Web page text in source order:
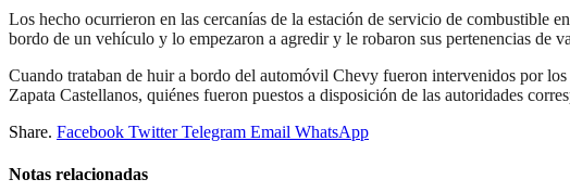
Los hecho ocurrieron en las cercanías de la estación de servicio de
bordo de un vehículo y lo empezaron a agredir y le robaron sus pertenencias de
Cuando trataban de huir a bordo del automóvil Chevy fueron intervenidos por
Zapata Castellanos, quiénes fueron puestos a disposición de las autoridades
Share. Facebook Twitter Telegram Email WhatsApp
Notas relacionadas